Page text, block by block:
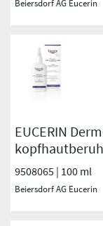
Beiersdorf AG Eucerin
EUCERIN
9508065 | 100 ml
Beiersdorf AG Eucerin